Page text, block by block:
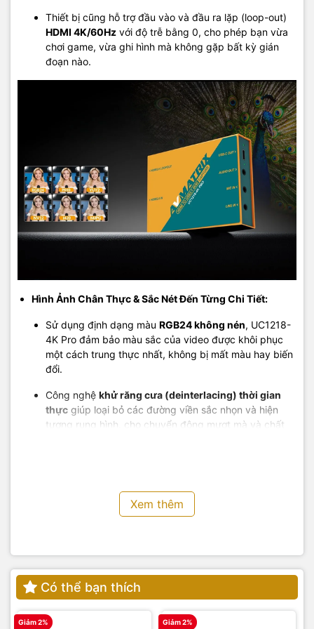
Thiết bị cũng hỗ trợ đầu vào và đầu ra lặp (loop-out)
HDMI 4K/60Hz với độ trễ bằng 0, cho phép bạn vừa
chơi game, vừa ghi hình mà không gặp bất kỳ gián
đoạn nào.
Hình Ảnh Chân Thực & Sắc Nét Đến Từng Chi Tiết:
Sử dụng định dạng màu RGB24 không nén, UC1218-
4K Pro đảm bảo màu sắc của video được khôi phục
một cách trung thực nhất, không bị mất màu hay biến
đổi.
Công nghệ khử răng cưa (deinterlacing) thời gian
thực giúp loại bỏ các đường viền sắc nhọn và hiện
tượng rung hình, cho chuyển động mượt mà và chất
Xem thêm
Có thể bạn thích
Giảm 2% Giảm 2%